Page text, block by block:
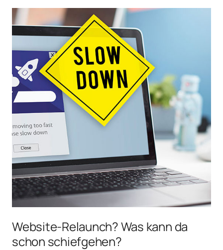
Website-Relaunch? Was kann da
schon schiefgehen?